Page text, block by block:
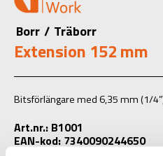
Borr / Träborr
Extension 152 mm
Bitsförlängare med 6,35 mm (1/
Art.nr.: B1001
EAN-kod: 7340090244650